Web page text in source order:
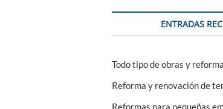
ENTRADAS
Todo tipo de obras y
Reforma y renovación de
Reformas para pequeñas